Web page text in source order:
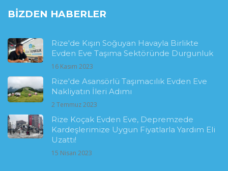
BIZDEN HABERLER
Rize'de Kışın Soğuyan Havayla Birlikte
Evden Eve Taşıma Sektöründe Durgunluk
16 Kasım 2023
Rize'de Asansörlü Taşımacılık Evden Eve
Nakliyatın İleri Adımı
2 Temmuz 2023
Rize Koçak Evden Eve, Depremzede
Kardeşlerimize Uygun Fiyatlarla Yardım Eli
Uzattı!
15 Nisan 2023